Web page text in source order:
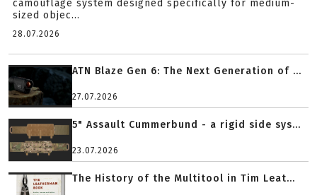
camouflage system designed specifically for medium-
sized objec...
28.07.2026
ATN Blaze Gen 6: The Next Generation of ...
27.07.2026
5" Assault Cummerbund - a rigid side sys...
23.07.2026
The History of the Multitool in Tim Leat...